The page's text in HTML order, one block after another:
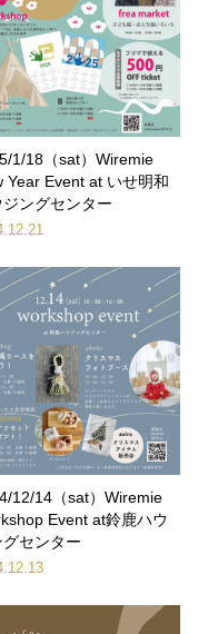
1/18（sat）Wiremie
Year Event at いせ明和
ジングセンター
12/14（sat）Wiremie
Event at鈴鹿ハウ
グセンター